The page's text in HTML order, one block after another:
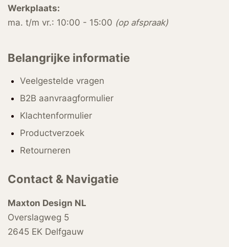
Werkplaats:
ma. t/m vr.: 10:00 - 15:00 (op afspraak)
Belangrijke informatie
Veelgestelde vragen
B2B aanvraagformulier
Klachtenformulier
Productverzoek
Retourneren
Contact & Navigatie
Maxton Design NL
Overslagweg 5
2645 EK Delfgauw